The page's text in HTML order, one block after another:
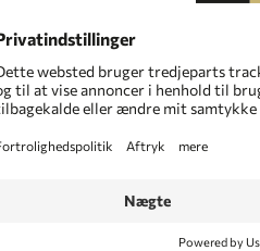
vores indhold eller
du har fået adgang til en
ser vi frem til at høre fra dig.